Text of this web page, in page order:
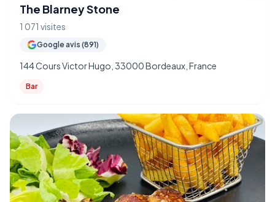
The Blarney Stone
1 071 visites
Google avis (891)
144 Cours Victor Hugo, 33000 Bordeaux, France
Bar